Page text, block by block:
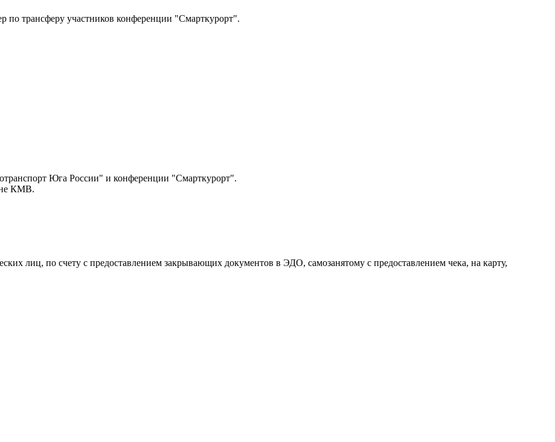
по трансферу участников конференции "Смарткурорт".
Юга России" и конференции "Смарткурорт".
КМВ.
лиц, по счету с предоставлением закрывающих документов в ЭДО, самозанятому с предоставлением чека, на карту,